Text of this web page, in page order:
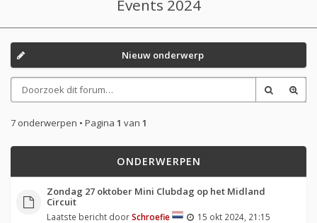
Events 2024
Nieuw onderwerp
7 onderwerpen • Pagina 1 van 1
ONDERWERPEN
Zondag 27 oktober Mini Clubdag op het Midland
Circuit
Laatste bericht doorSchroefie 15 okt 2024, 21:15